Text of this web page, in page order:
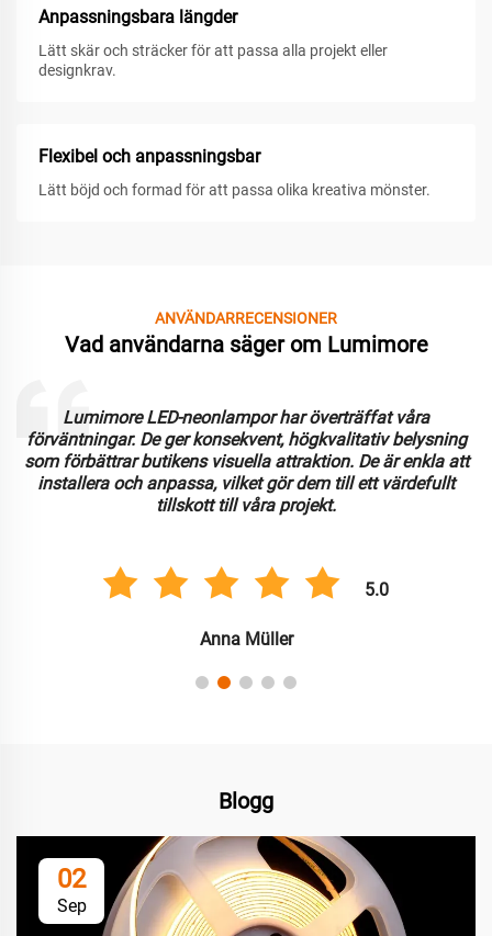
Anpassningsbara längder
Lätt skär och sträcker för att passa alla projekt eller
designkrav.
Flexibel och anpassningsbar
Lätt böjd och formad för att passa olika kreativa mönster.
ANVÄNDARRECENSIONER
Vad användarna säger om Lumimore
Lumimore LED-neonlampor har överträffat våra
förväntningar. De ger konsekvent, högkvalitativ belysning
som förbättrar butikens visuella attraktion. De är enkla att
installera och anpassa, vilket gör dem till ett värdefullt
tillskott till våra projekt.
5.0
Anna Müller
Blogg
02
Sep